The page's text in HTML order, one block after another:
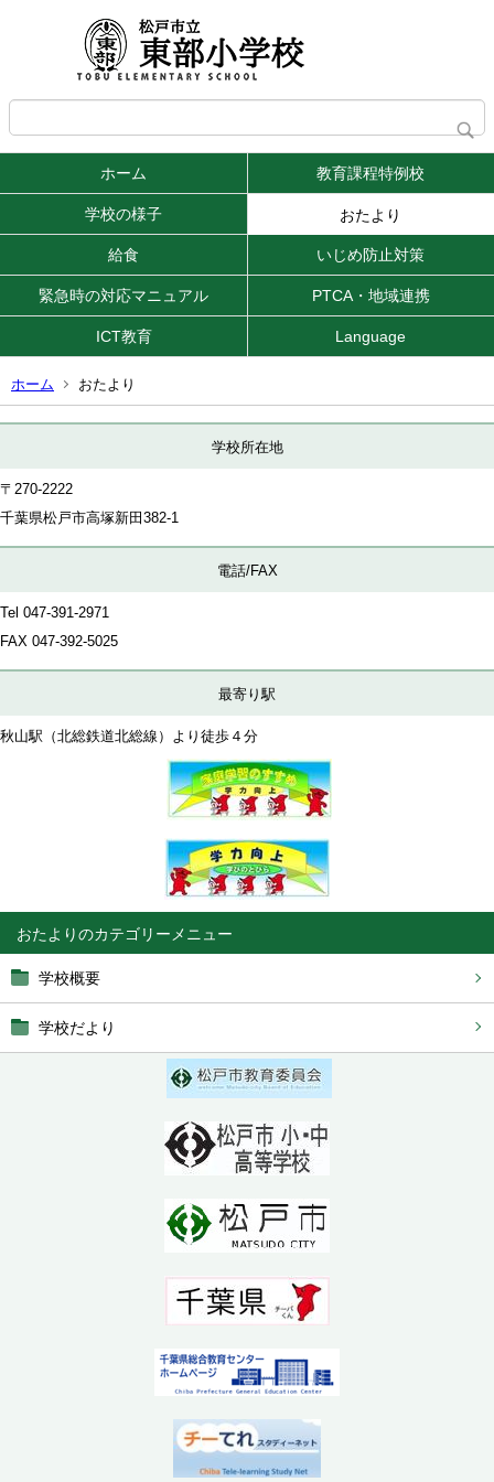
ホーム 教育課程特例校
学校の様子 おたより
給食 いじめ防止対策
緊急時の対応マニュアル PTCA・地域連携
ICT教育 Language
ホーム おたより
おたより
学校概要
学校だより
学校所在地
〒270-2222
千葉県松戸市高塚新田382-1
電話/FAX
Tel 047-391-2971
FAX 047-392-5025
最寄り駅
秋山駅（北総鉄道北総線）より徒歩４分